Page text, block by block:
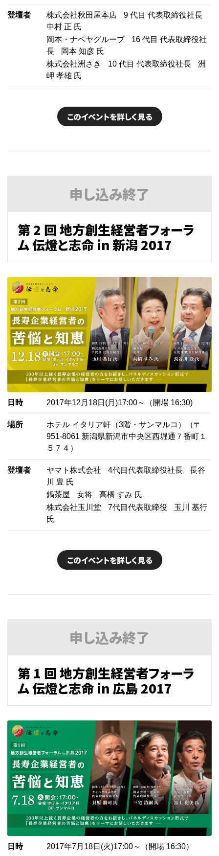
登壇者 株式会社秋田屋本店
9 代目 代表取締役社長
中村 正 氏
岡本・ナベヤグループ
16 代目 代表取締役社
長
岡本 知彦 氏
株式会社洲さき
10 代目 代表取締役社長
洲
岬 孝雄 氏
このイベントを詳しく見る
申し込み終了
第 2 回 地方創生経営者フォーラ
ム 伝燈と志命 in 新潟 2017
日時 2017年12月18日(月)17:00～（開場 16:30)
場所
ホテル イタリア軒（3階・サンマルコ）（〒
951-8061 新潟県新潟市中央区西堀通７番町１
５７４）
登壇者 ヤマト株式会社 4代目代表取締役社長
長谷
川 豊 氏
鍋茶屋
女将
高橋 すみ 氏
株式会社玉川堂
7代目代表取締役
玉川 基行
氏
このイベントを詳しく見る
申し込み終了
第 1 回 地方創生経営者フォーラ
ム 伝燈と志命 in 広島 2017
日時 2017年7月18日(火)17:00～（開場 16:30）